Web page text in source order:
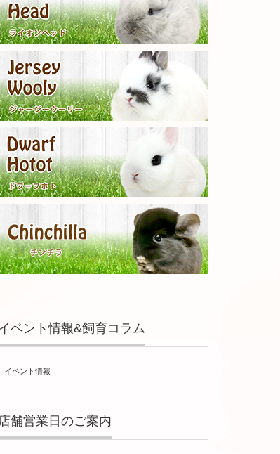
イベント情報&飼育コラム
イベント情報
店舗営業日のご案内